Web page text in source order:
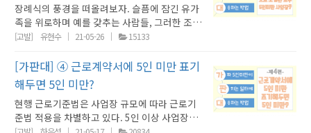
장례식의 풍경을 떠올려보자. 슬픔에 잠긴 유가
족을 위로하며 예를 갖추는 사람들, 그러한 조문
객에게 음식을 접대하는 유가족들, 그리고 유가
가 우리네 추모 공간이다. 우리의 문화에서 조문
객에게 음식을 제공하는 것은 당연하게 여겨진
다. 장례식에서 우리는 서로 슬픔을 나누고, 음
식을 나눈다. 그러나 오늘 소개할 ㄷ장례식장의
사업주는 장례와 접객을 구분했다. 자체적으로
[고발] 유현수 21-05-26 15133
[가판대] ④ 근로계약서에 5인 미만 표기
해두면 5인 미만?
현행 근로기준법은 사업장 규모에 따라 근로기
준법 적용을 차별하고 있다. 5인 이상 사업장에